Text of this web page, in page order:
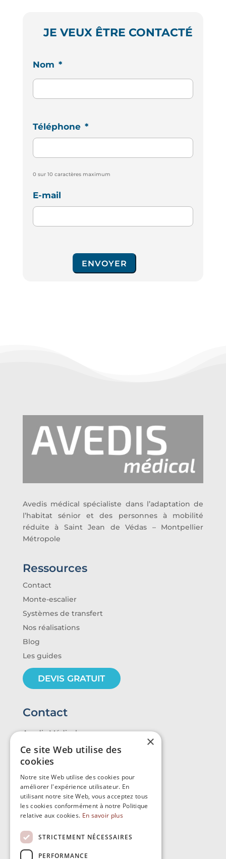
JE VEUX ÊTRE CONTACTÉ
Nom *
Téléphone *
0 sur 10 caractères maximum
E-mail
ENVOYER
Avedis médical spécialiste dans l’adaptation de
l’habitat sénior et des personnes à mobilité
réduite à Saint Jean de Védas – Montpellier
Métropole
Ressources
Contact
Monte-escalier
Systèmes de transfert
Nos réalisations
Blog
Les guides
DEVIS GRATUIT
Contact
Avedis Médical
14 route de Montpellier
34430 SAINT-JEAN-DE-VEDAS
04 11 93 77 82
×
Ce site Web utilise des
cookies
Notre site Web utilise des cookies pour
améliorer l'expérience utilisateur. En
utilisant notre site Web, vous acceptez tous
les cookies conformément à notre Politique
relative aux cookies. En savoir plus
STRICTEMENT NÉCESSAIRES
PERFORMANCE